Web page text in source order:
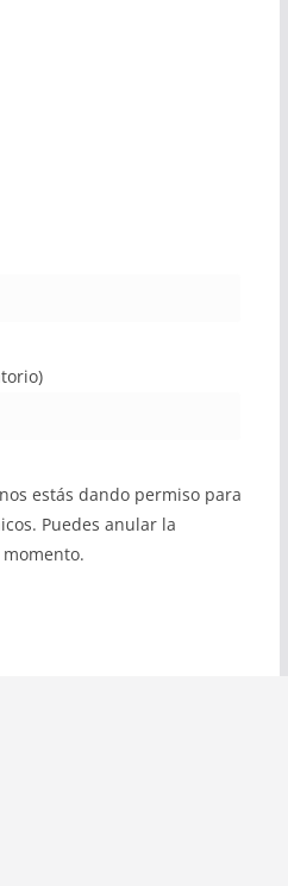
estás dando permiso para
Puedes anular la